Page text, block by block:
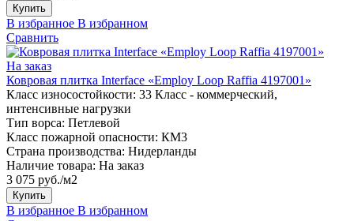
Купить
В избранное В избранном
Сравнить
На заказ
Ковровая плитка Interface «Employ Loop Raffia 4197001»
Класс износостойкости: 33 Класс - коммерческий,
интенсивные нагрузки
Тип ворса: Петлевой
Класс пожарной опасности: КМ3
Страна производства: Нидерланды
Наличие товара: На заказ
3 075 руб./м2
Купить
В избранное В избранном